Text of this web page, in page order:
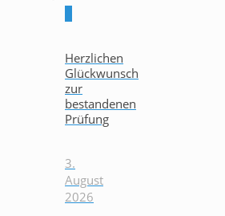
Herzlichen
Glückwunsch
zur
bestandenen
Prüfung
3.
August
2026